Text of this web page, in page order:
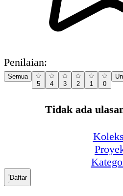
Penilaian:
Semua
5
4 3 2 1 0
Tidak ada
Daftar